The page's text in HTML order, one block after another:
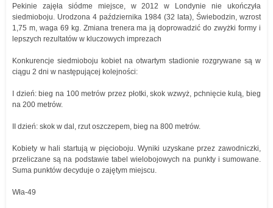
Pekinie zajęła siódme miejsce, w 2012 w Londynie nie ukończyła
siedmioboju. Urodzona 4 października 1984 (32 lata), Świebodzin, wzrost
1,75 m, waga 69 kg. Zmiana trenera ma ją doprowadzić do zwyżki formy i
lepszych rezultatów w kluczowych imprezach
Konkurencje siedmioboju kobiet na otwartym stadionie rozgrywane są w
ciągu 2 dni w następującej kolejności:
I dzień: bieg na 100 metrów przez płotki, skok wzwyż, pchnięcie kulą, bieg
na 200 metrów.
II dzień: skok w dal, rzut oszczepem, bieg na 800 metrów.
Kobiety w hali startują w pięcioboju. Wyniki uzyskane przez zawodniczki,
przeliczane są na podstawie tabel wielobojowych na punkty i sumowane.
Suma punktów decyduje o zajętym miejscu.
Wła-49